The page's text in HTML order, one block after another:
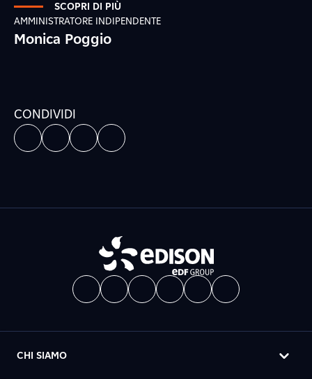
SCOPRI DI PIÙ
AMMINISTRATORE INDIPENDENTE
Monica Poggio
CONDIVIDI
CHI SIAMO